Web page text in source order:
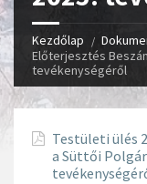
Kezdőlap
Előterjesztés
tevékenységéről
Testületi ülés
a Süttői